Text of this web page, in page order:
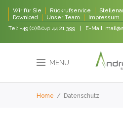
Wir für Sie Rückrufservice
Download
Unser Team Impressum
Tel: +49 (0)8041 44 21 399 | E-Mail:
MENU
Home / Datenschutz